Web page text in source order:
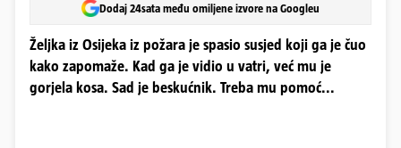
Dodaj 24sata među omiljene izvore na Googleu
Željka iz Osijeka iz požara je spasio susjed koji ga je čuo
kako zapomaže. Kad ga je vidio u vatri, već mu je
gorjela kosa. Sad je beskućnik. Treba mu pomoć...